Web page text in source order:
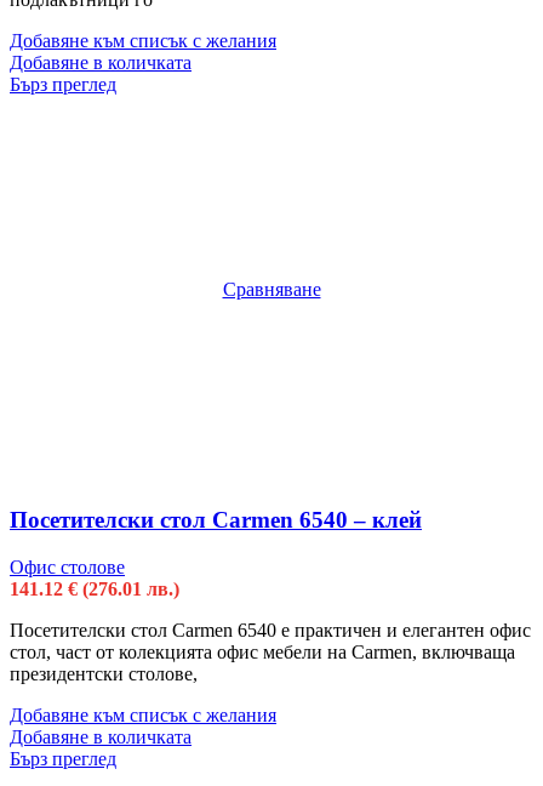
Добавяне към списък с желания
Добавяне в количката
Бърз преглед
Сравняване
Посетителски стол Carmen 6540 – клей
Офис столове
141.12 € (276.01 лв.)
Посетителски стол Carmen 6540 е практичен и елегантен офис
стол, част от колекцията офис мебели на Carmen, включваща
президентски столове,
Добавяне към списък с желания
Добавяне в количката
Бърз преглед